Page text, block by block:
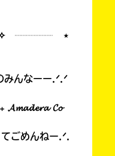
┈┈┈┈ ⋆
みんなーー.ᐟ.ᐟ
𝓐𝓶𝓪𝓭𝓮𝓻𝓪 𝓒𝓸
ごめんねー.ᐟ.